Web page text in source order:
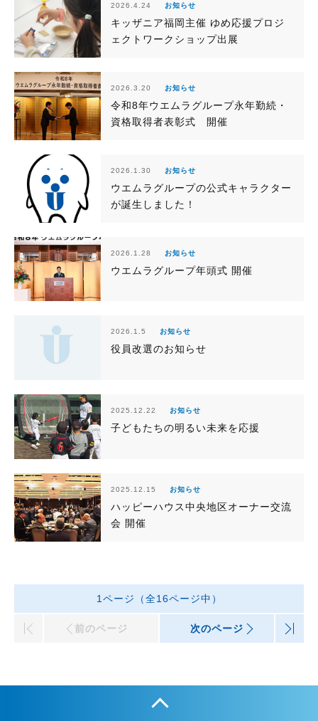
2026.4.24 お知らせ
キッザニア福岡主催 ゆめ応援プロジ
ェクトワークショップ出展
2026.3.20 お知らせ
令和8年ウエムラグループ永年勤続・
資格取得者表彰式 開催
2026.1.30 お知らせ
ウエムラグループの公式キャラクター
が誕生しました！
2026.1.28 お知らせ
ウエムラグループ年頭式 開催
2026.1.5 お知らせ
役員改選のお知らせ
2025.12.22 お知らせ
子どもたちの明るい未来を応援
2025.12.15 お知らせ
ハッピーハウス中央地区オーナー交流
会 開催
1ページ（全16ページ中）
|< 前のページ 次のページ >|